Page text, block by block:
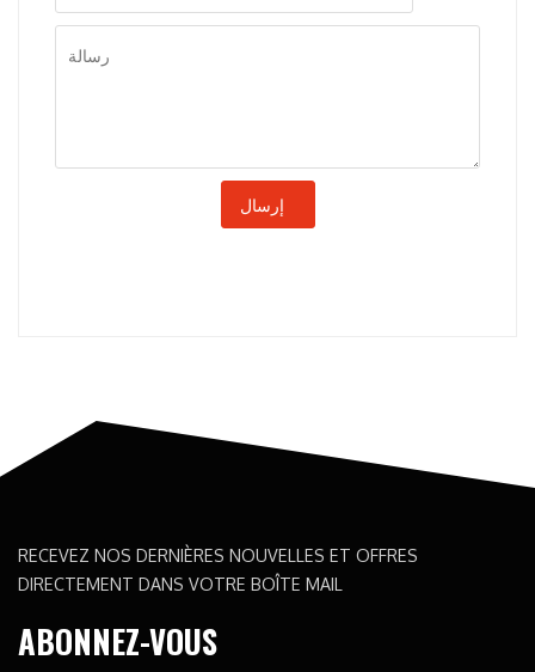
RECEVEZ NOS DERNIÈRES NOUVELLES ET OFFRES
DIRECTEMENT DANS VOTRE BOÎTE MAIL
ABONNEZ-VOUS